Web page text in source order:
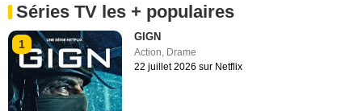
Séries TV les + populaires
1
GIGN
Action, Drame
22 juillet 2026 sur Netflix